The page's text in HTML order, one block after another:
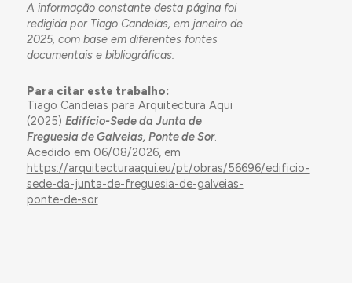
A informação constante desta página foi
redigida por Tiago Candeias, em janeiro de
2025, com base em diferentes fontes
documentais e bibliográficas.
Para citar este trabalho:
Tiago Candeias para Arquitectura Aqui
(2025) Edifício-Sede da Junta de
Freguesia de Galveias, Ponte de Sor.
Acedido em 06/08/2026, em
https://arquitecturaaqui.eu/pt/obras/56696/edificio-
sede-da-junta-de-freguesia-de-galveias-
ponte-de-sor